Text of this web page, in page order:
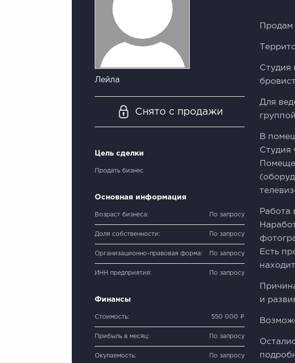
Лейла
Снято с продажи
Цель сделки
Продать бизнес
Основная информация
Возраст бизнеса: По запросу
Доля собственности: По запросу
Организационно-правовая форма: По запросу
ИНН предприятия: По запросу
Финансы
Стоимость: 550 000 ₽
Прибыль в месяц: По запросу
Окупаемость: По запросу
Студия
Для
В
Студия
Работа
Есть
и